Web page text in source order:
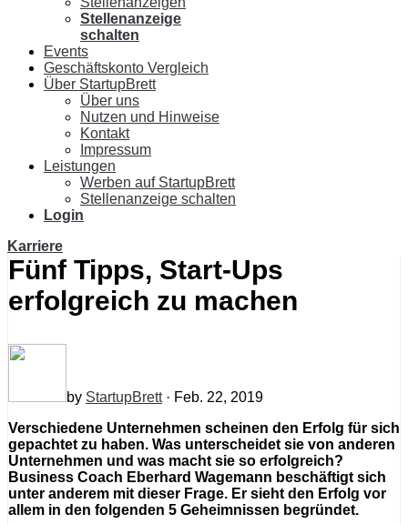
Stellenanzeige
schalten
Events
Geschäftskonto Vergleich
Über StartupBrett
Über uns
Nutzen und Hinweise
Kontakt
Impressum
Leistungen
Werben auf StartupBrett
Stellenanzeige schalten
Login
Karriere
Fünf Tipps, Start-Ups
erfolgreich zu machen
by StartupBrett· Feb. 22, 2019
Verschiedene Unternehmen scheinen den Erfolg für sich
gepachtet zu haben. Was unterscheidet sie von anderen
Unternehmen und was macht sie so erfolgreich?
Business Coach Eberhard Wagemann beschäftigt sich
unter anderem mit dieser Frage. Er sieht den Erfolg vor
allem in den folgenden 5 Geheimnissen begründet.